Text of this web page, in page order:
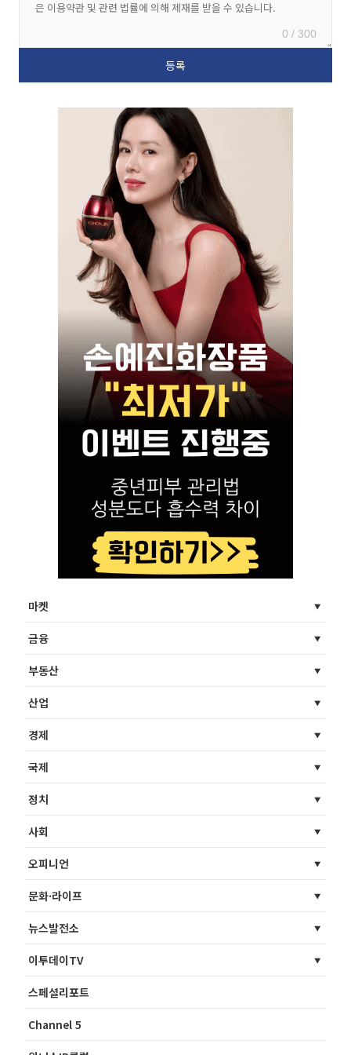
0 / 300
마켓
금융
부동산
산업
경제
국제
정치
사회
오피니언
문화·라이프
뉴스발전소
이투데이TV
스페셜리포트
Channel 5